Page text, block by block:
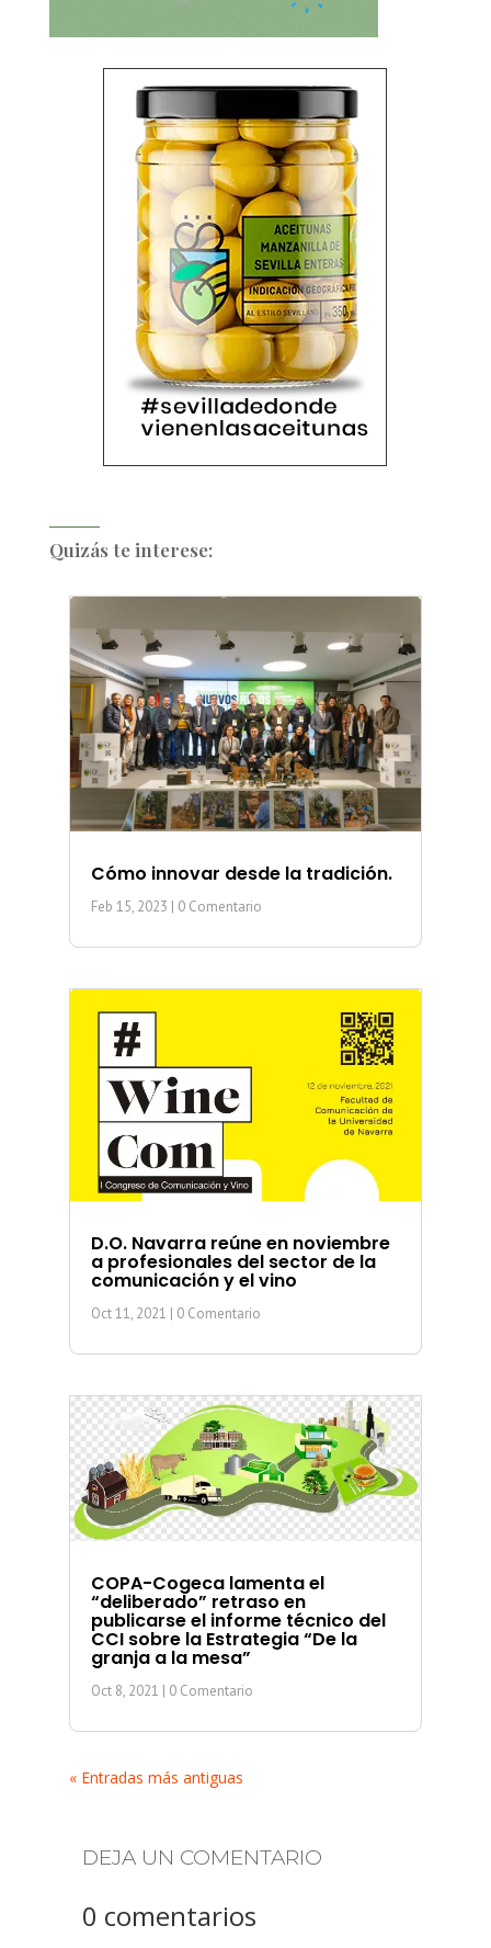
Quizás te interese:
Cómo innovar desde la tradición.
Feb 15, 2023 | 0 Comentario
D.O. Navarra reúne en noviembre
a profesionales del sector de la
comunicación y el vino
Oct 11, 2021 | 0 Comentario
COPA-Cogeca lamenta el
“deliberado” retraso en
publicarse el informe técnico del
CCI sobre la Estrategia “De la
granja a la mesa”
Oct 8, 2021 | 0 Comentario
« Entradas más antiguas
DEJA UN COMENTARIO
0 comentarios